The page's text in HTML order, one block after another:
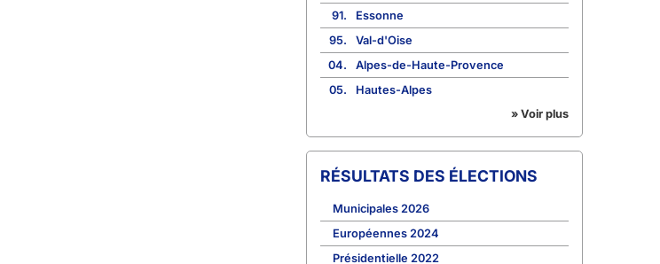
91.
Essonne
95.
Val-d'Oise
04.
Alpes-de-Haute-Provence
05.
Hautes-Alpes
» Voir plus
RÉSULTATS DES ÉLECTIONS
Municipales 2026
Européennes 2024
Présidentielle 2022